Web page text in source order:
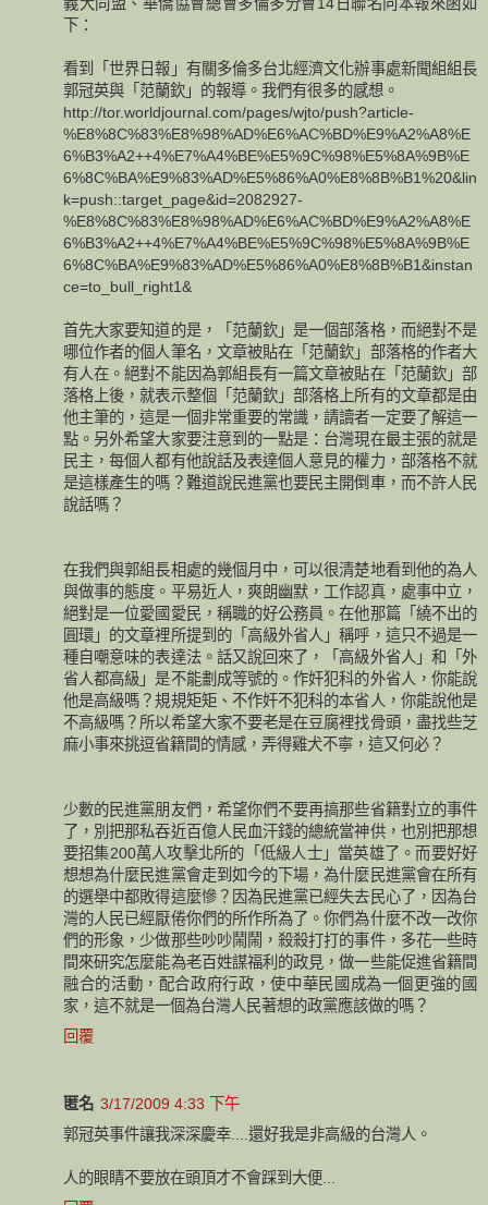
下：
看到「世界日報」有關多倫多台北經濟文化辦事處新聞組組長
郭冠英與「范蘭欽」的報導。我們有很多的感想。
http://tor.worldjournal.com/pages/wjto/push?article-
%E8%8C%83%E8%98%AD%E6%AC%BD%E9%A2%A8%E
6%B3%A2++4%E7%A4%BE%E5%9C%98%E5%8A%9B%E
6%8C%BA%E9%83%AD%E5%86%A0%E8%8B%B1%20&lin
k=push::target_page&id=2082927-
%E8%8C%83%E8%98%AD%E6%AC%BD%E9%A2%A8%E
6%B3%A2++4%E7%A4%BE%E5%9C%98%E5%8A%9B%E
6%8C%BA%E9%83%AD%E5%86%A0%E8%8B%B1&instan
ce=to_bull_right1&
首先大家要知道的是，「范蘭欽」是一個部落格，而絕對不是
哪位作者的個人筆名，文章被貼在「范蘭欽」部落格的作者大
有人在。絕對不能因為郭組長有一篇文章被貼在「范蘭欽」部
落格上後，就表示整個「范蘭欽」部落格上所有的文章都是由
他主筆的，這是一個非常重要的常識，請讀者一定要了解這一
點。另外希望大家要注意到的一點是：台灣現在最主張的就是
民主，每個人都有他說話及表達個人意見的權力，部落格不就
是這樣產生的嗎？難道說民進黨也要民主開倒車，而不許人民
說話嗎？
在我們與郭組長相處的幾個月中，可以很清楚地看到他的為人
與做事的態度。平易近人，爽朗幽默，工作認真，處事中立，
絕對是一位愛國愛民，稱職的好公務員。在他那篇「繞不出的
圓環」的文章裡所提到的「高級外省人」稱呼，這只不過是一
種自嘲意味的表達法。話又說回來了，「高級外省人」和「外
省人都高級」是不能劃成等號的。作奸犯科的外省人，你能說
他是高級嗎？規規矩矩、不作奸不犯科的本省人，你能說他是
不高級嗎？所以希望大家不要老是在豆腐裡找骨頭，盡找些芝
麻小事來挑逗省籍間的情感，弄得雞犬不寧，這又何必？
少數的民進黨朋友們，希望你們不要再搞那些省籍對立的事件
了，別把那私吞近百億人民血汗錢的總統當神供，也別把那想
要招集200萬人攻擊北所的「低級人士」當英雄了。而要好好
想想為什麼民進黨會走到如今的下場，為什麼民進黨會在所有
的選舉中都敗得這麼慘？因為民進黨已經失去民心了，因為台
灣的人民已經厭倦你們的所作所為了。你們為什麼不改一改你
們的形象，少做那些吵吵鬧鬧，殺殺打打的事件，多花一些時
間來研究怎麼能為老百姓謀福利的政見，做一些能促進省籍間
融合的活動，配合政府行政，使中華民國成為一個更強的國
家，這不就是一個為台灣人民著想的政黨應該做的嗎？
回覆
匿名 3/17/2009 4:33 下午
郭冠英事件讓我深深慶幸....還好我是非高級的台灣人。
人的眼睛不要放在頭頂才不會踩到大便...